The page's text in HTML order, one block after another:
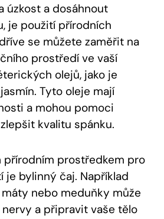
úzkost a dosáhnout
je použití přírodních
se můžete zaměřit na
prostředí ve vaší
olejů, jako je
Tyto oleje mají
a mohou pomoci
kvalitu spánku.
přírodním prostředkem pro
je bylinný čaj. Například
nebo meduňky může
a připravit vaše tělo